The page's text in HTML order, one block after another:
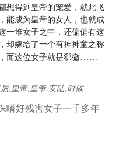
想得到皇帝的宠爱，就此飞
能成为皇帝的女人，也就成
一堆女子之中，还偏偏有这
却嫁给了一个有神神童之称
而这位女子就是郗徽……
,皇帝,皇帝,安陆,时候